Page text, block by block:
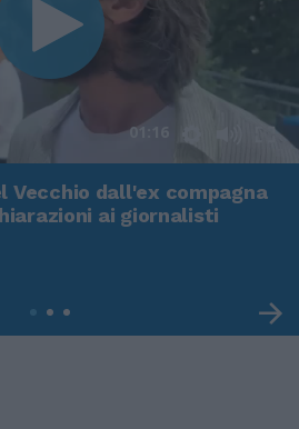
01:16
Vecchio dall'ex compagna
ai giornalisti